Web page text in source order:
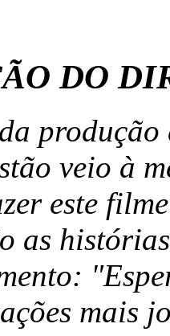
DO
veio à
este
as
mais